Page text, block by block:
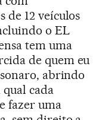
de 12 veículos
o EL
tem uma
de quem eu
abrindo
qual cada
fazer uma